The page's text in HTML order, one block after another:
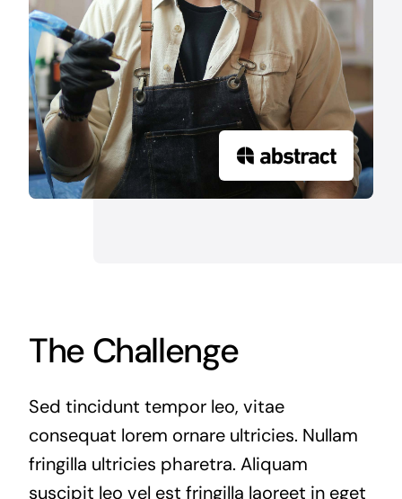
The Challenge
Sed tincidunt tempor leo, vitae
consequat lorem ornare ultricies. Nullam
fringilla ultricies pharetra. Aliquam
suscipit leo vel est fringilla laoreet in eget